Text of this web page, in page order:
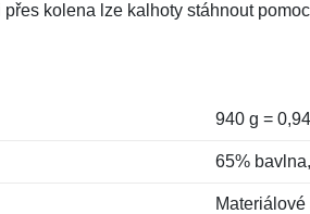
přes kolena lze kalhoty stáhnout
940 g =
65%